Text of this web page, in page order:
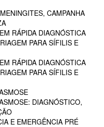
CAMPANHA
RÁPIDA DIAGNÓSTICA
PARA SÍFILIS E
RÁPIDA DIAGNÓSTICA
PARA SÍFILIS E
DIAGNÓSTICO,
E EMERGÊNCIA PRÉ